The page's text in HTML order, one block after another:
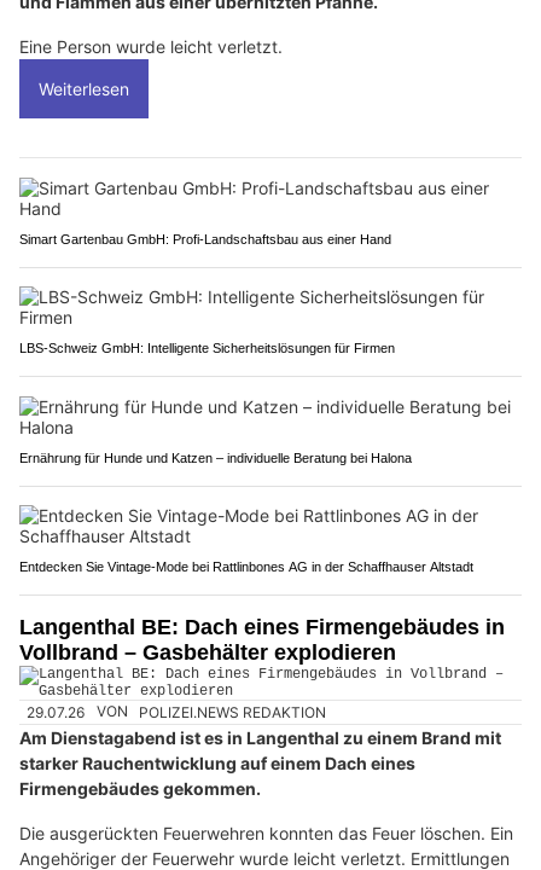
Eine Person wurde leicht verletzt.
Weiterlesen
Simart Gartenbau GmbH: Profi-Landschaftsbau aus einer Hand
LBS-Schweiz GmbH: Intelligente Sicherheitslösungen für Firmen
Ernährung für Hunde und Katzen – individuelle Beratung bei Halona
Entdecken Sie Vintage-Mode bei Rattlinbones AG in der Schaffhauser Altstadt
Langenthal BE: Dach eines Firmengebäudes in
Vollbrand – Gasbehälter explodieren
29.07.26 VON POLIZEI.NEWS REDAKTION
Am Dienstagabend ist es in Langenthal zu einem Brand mit
starker Rauchentwicklung auf einem Dach eines
Firmengebäudes gekommen.
Die ausgerückten Feuerwehren konnten das Feuer löschen. Ein
Angehöriger der Feuerwehr wurde leicht verletzt. Ermittlungen